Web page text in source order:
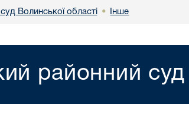
Волинської області • Інше
районний суд